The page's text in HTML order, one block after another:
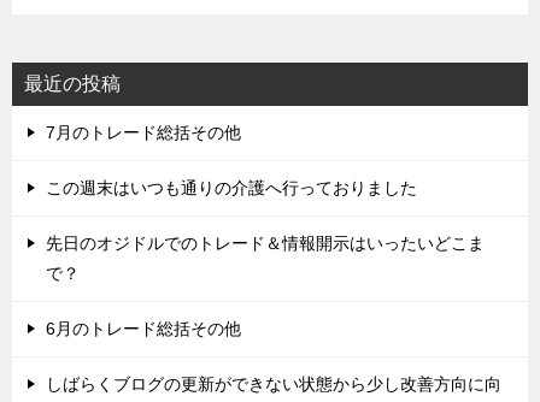
最近の投稿
7月のトレード総括その他
この週末はいつも通りの介護へ行っておりました
先日のオジドルでのトレード＆情報開示はいったいどこま
で？
6月のトレード総括その他
しばらくブログの更新ができない状態から少し改善方向に向